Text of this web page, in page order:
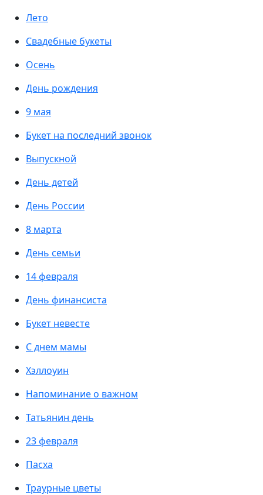
Лето
Свадебные букеты
Осень
День рождения
9 мая
Букет на последний звонок
Выпускной
День детей
День России
8 марта
День семьи
14 февраля
День финансиста
Букет невесте
С днем мамы
Хэллоуин
Напоминание о важном
Татьянин день
23 февраля
Пасха
Траурные цветы